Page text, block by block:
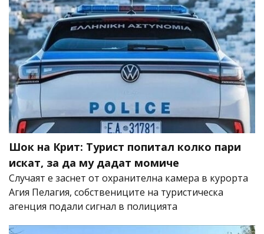
Шок на Крит: Турист попитал колко пари
искат, за да му дадат момиче
Случаят е заснет от охранителна камера в курорта
Агия Пелагия, собствениците на туристическа
агенция подали сигнал в полицията